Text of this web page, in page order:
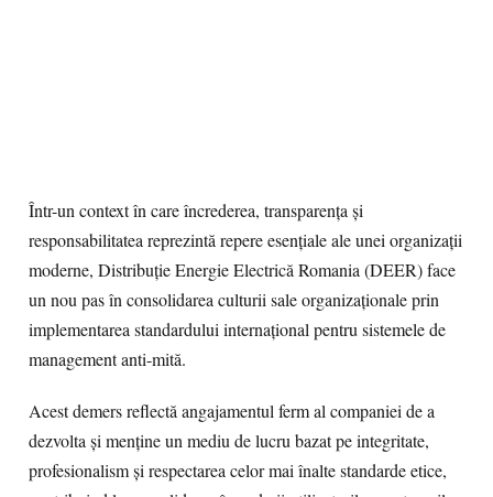
Într-un context în care încrederea, transparența și
responsabilitatea reprezintă repere esențiale ale unei organizații
moderne, Distribuție Energie Electrică Romania (DEER) face
un nou pas în consolidarea culturii sale organizaționale prin
implementarea standardului internațional pentru sistemele de
management anti-mită.
Acest demers reflectă angajamentul ferm al companiei de a
dezvolta și menține un mediu de lucru bazat pe integritate,
profesionalism și respectarea celor mai înalte standarde etice,